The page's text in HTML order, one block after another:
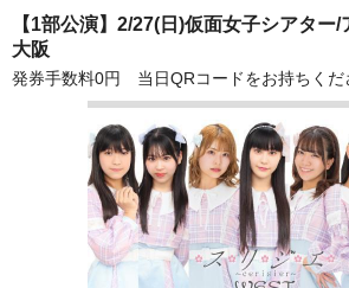
【1部公演】2/27(日)仮面女子シアター
大阪
発券手数料0円 当日QRコードをお持ちくだ